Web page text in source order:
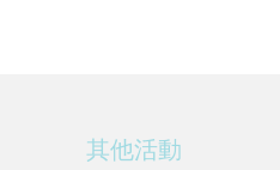
其他活動